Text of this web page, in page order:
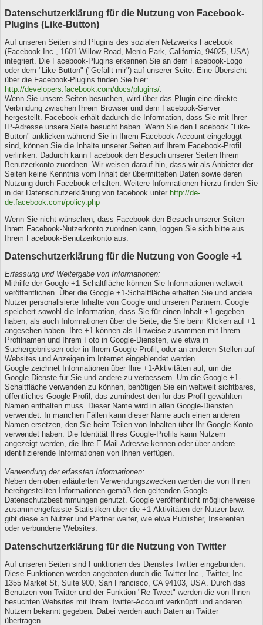
Datenschutzerklärung für die Nutzung von Facebook-
Plugins (Like-Button)
Auf unseren Seiten sind Plugins des sozialen Netzwerks Facebook
(Facebook Inc., 1601 Willow Road, Menlo Park, California, 94025, USA)
integriert. Die Facebook-Plugins erkennen Sie an dem Facebook-Logo
oder dem "Like-Button" ("Gefällt mir") auf unserer Seite. Eine Übersicht
über die Facebook-Plugins finden Sie hier:
http://developers.facebook.com/docs/plugins/
Wenn Sie unsere Seiten besuchen, wird über das Plugin eine direkte
Verbindung zwischen Ihrem Browser und dem Facebook-Server
hergestellt. Facebook erhält dadurch die Information, dass Sie mit Ihrer
IP-Adresse unsere Seite besucht haben. Wenn Sie den Facebook "Like-
Button" anklicken während Sie in Ihrem Facebook-Account eingeloggt
sind, können Sie die Inhalte unserer Seiten auf Ihrem Facebook-Profil
verlinken. Dadurch kann Facebook den Besuch unserer Seiten Ihrem
Benutzerkonto zuordnen. Wir weisen darauf hin, dass wir als Anbieter der
Seiten keine Kenntnis vom Inhalt der übermittelten Daten sowie deren
Nutzung durch Facebook erhalten. Weitere Informationen hierzu finden Sie
in der Datenschutzerklärung von facebook unter http://de-
de.facebook.com/policy.php
Wenn Sie nicht wünschen, dass Facebook den Besuch unserer Seiten
Ihrem Facebook-Nutzerkonto zuordnen kann, loggen Sie sich bitte aus
Ihrem Facebook-Benutzerkonto aus.
Datenschutzerklärung für die Nutzung von Google +1
Erfassung und Weitergabe von Informationen:
Mithilfe der Google +1-Schaltfläche können Sie Informationen weltweit
veröffentlichen. Über die Google +1-Schaltfläche erhalten Sie und andere
Nutzer personalisierte Inhalte von Google und unseren Partnern. Google
speichert sowohl die Information, dass Sie für einen Inhalt +1 gegeben
haben, als auch Informationen über die Seite, die Sie beim Klicken auf +1
angesehen haben. Ihre +1 können als Hinweise zusammen mit Ihrem
Profilnamen und Ihrem Foto in Google-Diensten, wie etwa in
Suchergebnissen oder in Ihrem Google-Profil, oder an anderen Stellen auf
Websites und Anzeigen im Internet eingeblendet werden.
Google zeichnet Informationen über Ihre +1-Aktivitäten auf, um die
Google-Dienste für Sie und andere zu verbessern. Um die Google +1-
Schaltfläche verwenden zu können, benötigen Sie ein weltweit sichtbares,
öffentliches Google-Profil, das zumindest den für das Profil gewählten
Namen enthalten muss. Dieser Name wird in allen Google-Diensten
verwendet. In manchen Fällen kann dieser Name auch einen anderen
Namen ersetzen, den Sie beim Teilen von Inhalten über Ihr Google-Konto
verwendet haben. Die Identität Ihres Google-Profils kann Nutzern
angezeigt werden, die Ihre E-Mail-Adresse kennen oder über andere
identifizierende Informationen von Ihnen verfügen.
Verwendung der erfassten Informationen:
Neben den oben erläuterten Verwendungszwecken werden die von Ihnen
bereitgestellten Informationen gemäß den geltenden Google-
Datenschutzbestimmungen genutzt. Google veröffentlicht möglicherweise
zusammengefasste Statistiken über die +1-Aktivitäten der Nutzer bzw.
gibt diese an Nutzer und Partner weiter, wie etwa Publisher, Inserenten
oder verbundene Websites.
Datenschutzerklärung für die Nutzung von Twitter
Auf unseren Seiten sind Funktionen des Dienstes Twitter eingebunden.
Diese Funktionen werden angeboten durch die Twitter Inc., Twitter, Inc.
1355 Market St, Suite 900, San Francisco, CA 94103, USA. Durch das
Benutzen von Twitter und der Funktion "Re-Tweet" werden die von Ihnen
besuchten Websites mit Ihrem Twitter-Account verknüpft und anderen
Nutzern bekannt gegeben. Dabei werden auch Daten an Twitter
übertragen.